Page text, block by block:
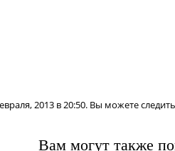
2013 в 20:50. Вы можете
Вам могут также